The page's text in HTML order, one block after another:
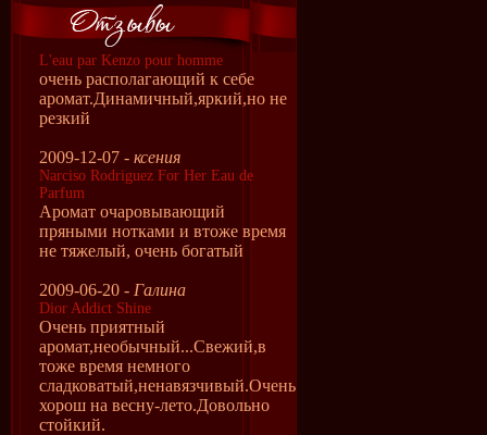
L'eau par Kenzo pour homme
очень располагающий к себе
аромат.Динамичный,яркий,но не
резкий
2009-12-07 - ксения
Narciso Rodriguez For Her Eau de
Parfum
Аромат очаровывающий
пряными нотками и втоже время
не тяжелый, очень богатый
2009-06-20 - Галина
Dior Addict Shine
Очень приятный
аромат,необычный...Свежий,в
тоже время немного
сладковатый,ненавязчивый.Очень
хорош на весну-лето.Довольно
стойкий.